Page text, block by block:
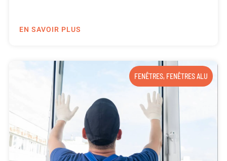
EN SAVOIR PLUS
FENÊTRES, FENÊTRES ALU